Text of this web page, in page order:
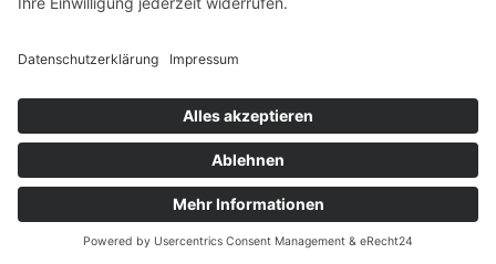
vorpommerncloud ist eine Marke der:
msisdesign. GmbH & Co. KGAlte Dorfstraße 19 a
17392 BoldekowDeutschland
Jetzt mehr erfahren:
Wir bieten flexible, sichere und zukunftsfähige IT-